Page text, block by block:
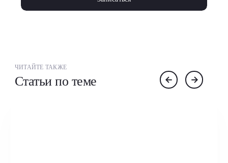
ЧИТАЙТЕ ТАКЖЕ
Статьи по теме